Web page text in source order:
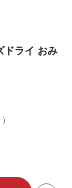
ドライ おみ